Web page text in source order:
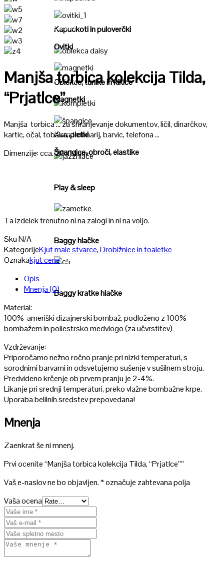
Poglej
Kapuckoti in puloverčki
Poglej
Oblekce, tunike in kiklce
Poglej
Kompletki
Play & sleep
Poglej
Baggy hlačke
Baggy kratke hlačke
Poglej
Ovitki
Poglej
Magnetki
Poglej
Špangice, obroči, elastike
Manjša torbica kolekcija Tilda,
“Prjatlce”
Manjša torbica … za shranjevanje dokumentov, ličil, dinarčkov,
kartic, očal, tobaka, drobnarij, barvic, telefona …
Dimenzije: cca. 20x14cm
Ta izdelek trenutno ni na zalogi in ni na voljo.
SkuN/A
KategorijeKjut male stvarce,Drobižnice in toaletke
Oznakakjut cene
Opis
Mnenja (0)
Material:
100% ameriški dizajnerski bombaž, podloženo z 100%
bombažem in poliestrsko medvlogo (za učvrstitev)
Vzdrževanje:
Priporočamo nežno ročno pranje pri nizki temperaturi, s
sorodnimi barvami in odsvetujemo sušenje v sušilnem stroju.
Predvideno krčenje ob prvem pranju je 2-4%.
Likanje pri srednji temperaturi, preko vlažne bombažne krpe.
Uporaba belilnih sredstev prepovedana!
Mnenja
Zaenkrat še ni mnenj.
Prvi ocenite “Manjša torbica kolekcija Tilda, “Prjatlce””
Vaš e-naslov ne bo objavljen.*označuje zahtevana polja
Vaša ocena